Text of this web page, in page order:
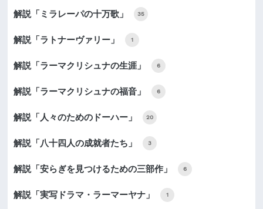
解説「ミラレーパの十万歌」 35
解説「ラトナーヴァリー」 1
解説「ラーマクリシュナの生涯」 6
解説「ラーマクリシュナの福音」 6
解説「人々のためのドーハー」 20
解説「八十四人の成就者たち」 3
解説「安らぎを見つけるための三部作」 6
解説「実写ドラマ・ラーマーヤナ」 1